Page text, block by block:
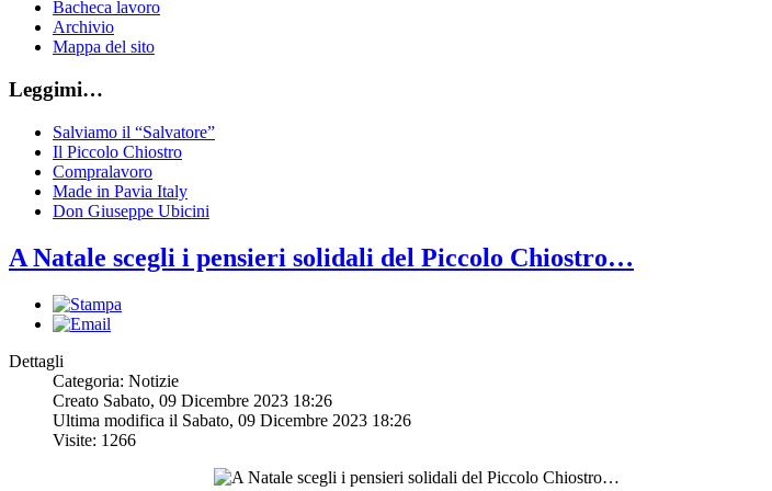
Bacheca lavoro
Archivio
Mappa del sito
Leggimi…
Salviamo il “Salvatore”
Il Piccolo Chiostro
Compralavoro
Made in Pavia Italy
Don Giuseppe Ubicini
A Natale scegli i pensieri solidali del Piccolo Chiostro…
Dettagli
Categoria: Notizie
Creato Sabato, 09 Dicembre 2023 18:26
Ultima modifica il Sabato, 09 Dicembre 2023 18:26
Visite: 1266